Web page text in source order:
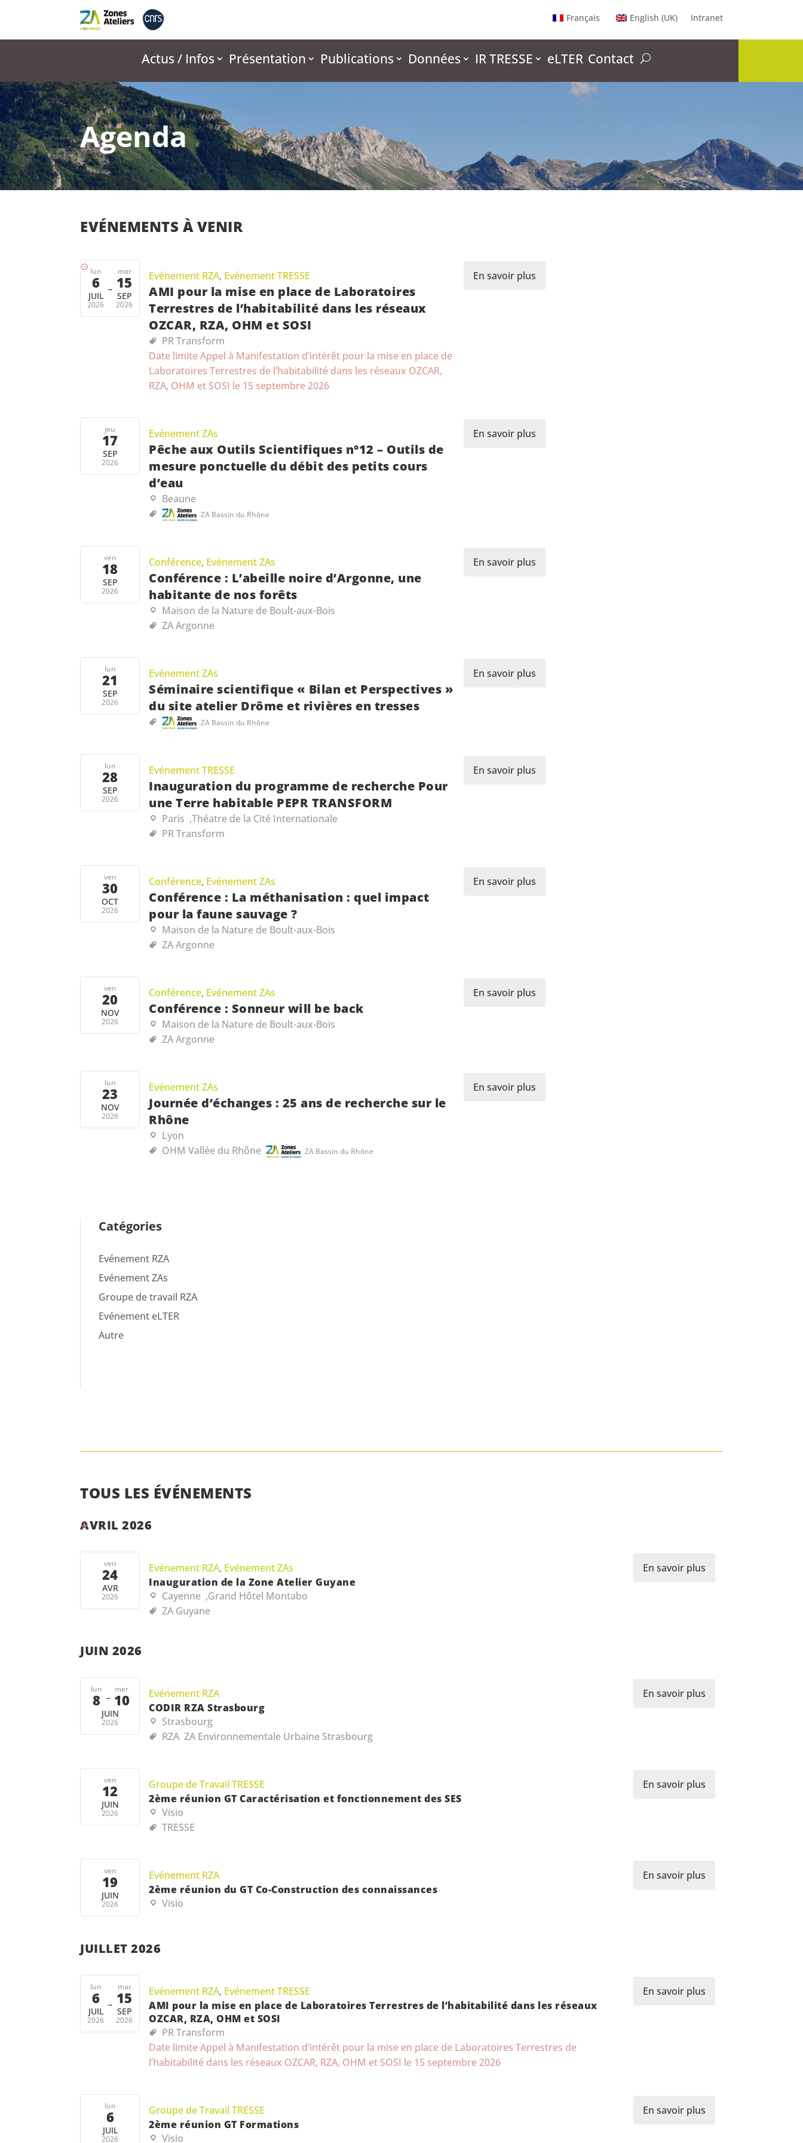
Français English (UK) Intranet
Actus / Infos Présentation Publications Données IR TRESSE eLTER Contact
Agenda
EVÉNEMENTS À VENIR
lun
6
JUIL
2026
→
mar
15
SEP
2026
Evénement RZA, Evénement TRESSE
AMI pour la mise en place de Laboratoires
Terrestres de l’habitabilité dans les réseaux
OZCAR, RZA, OHM et SOSI
PR Transform
Date limite Appel à Manifestation d’intérêt pour la mise en place de
Laboratoires Terrestres de l’habitabilité dans les réseaux OZCAR,
RZA, OHM et SOSI le 15 septembre 2026
En savoir plus
jeu
17
SEP
2026
Evénement ZAs
Pêche aux Outils Scientifiques n°12 – Outils de
mesure ponctuelle du débit des petits cours
d’eau
Beaune
ZA Bassin du Rhône
En savoir plus
ven
18
SEP
2026
Conférence, Evénement ZAs
Conférence : L’abeille noire d’Argonne, une
habitante de nos forêts
Maison de la Nature de Boult-aux-Bois
ZA Argonne
En savoir plus
lun
21
SEP
2026
Evénement ZAs
Séminaire scientifique « Bilan et Perspectives »
du site atelier Drôme et rivières en tresses
ZA Bassin du Rhône
En savoir plus
lun
28
SEP
2026
Evénement TRESSE
Inauguration du programme de recherche Pour
une Terre habitable PEPR TRANSFORM
Paris ,Théatre de la Cité Internationale
PR Transform
En savoir plus
ven
30
OCT
2026
Conférence, Evénement ZAs
Conférence : La méthanisation : quel impact
pour la faune sauvage ?
Maison de la Nature de Boult-aux-Bois
ZA Argonne
En savoir plus
ven
20
NOV
2026
Conférence, Evénement ZAs
Conférence : Sonneur will be back
Maison de la Nature de Boult-aux-Bois
ZA Argonne
En savoir plus
lun
23
NOV
2026
Evénement ZAs
Journée d’échanges : 25 ans de recherche sur le
Rhône
Lyon
OHM Vallée du Rhône
ZA Bassin du Rhône
En savoir plus
Catégories
Evénement RZA
Evénement ZAs
Groupe de travail RZA
Evénement eLTER
Autre
TOUS LES ÉVÉNEMENTS
AVRIL 2026
ven
24
AVR
2026
Evénement RZA, Evénement ZAs
Inauguration de la Zone Atelier Guyane
Cayenne ,Grand Hôtel Montabo
ZA Guyane
En savoir plus
JUIN 2026
lun
8 →
mer
10
JUIN
2026
Evénement RZA
CODIR RZA Strasbourg
Strasbourg
RZA ZA Environnementale Urbaine Strasbourg
En savoir plus
ven
12
JUIN
2026
Groupe de Travail TRESSE
2ème réunion GT Caractérisation et fonctionnement des SES
Visio
TRESSE
En savoir plus
ven
19
JUIN
2026
Evénement RZA
2ème réunion du GT Co-Construction des connaissances
Visio
En savoir plus
JUILLET 2026
lun
6
JUIL
2026
→
mar
15
SEP
2026
Evénement RZA, Evénement TRESSE
AMI pour la mise en place de Laboratoires Terrestres de l’habitabilité dans les réseaux
OZCAR, RZA, OHM et SOSI
PR Transform
Date limite Appel à Manifestation d’intérêt pour la mise en place de Laboratoires Terrestres de
l’habitabilité dans les réseaux OZCAR, RZA, OHM et SOSI le 15 septembre 2026
En savoir plus
lun
6
JUIL
2026
Groupe de Travail TRESSE
2ème réunion GT Formations
Visio
En savoir plus